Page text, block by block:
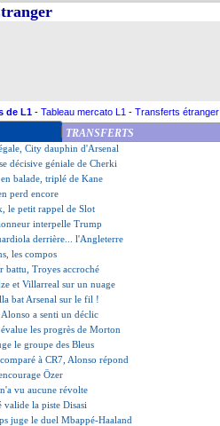
de L1 - Tableau mercato L1 - Transferts étranger
TRANSFERTS
se battre
(fini)
des pieds
relance la machine
City dauphin d'Arsenal
décisive géniale de Cherki
balade, triplé de Kane
perd encore
le petit rappel de Slot
interpelle Trump
derrière... l'Angleterre
les compos
battu, Troyes accroché
et Villarreal sur un nuage
bat Arsenal sur le fil !
a senti un déclic
évalue les progrès de Morton
le groupe des Bleus
à CR7, Alonso répond
Özer
vu aucune révolte
valide la piste Disasi
juge le duel Mbappé-Haaland